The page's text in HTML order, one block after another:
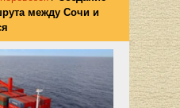
между Сочи и